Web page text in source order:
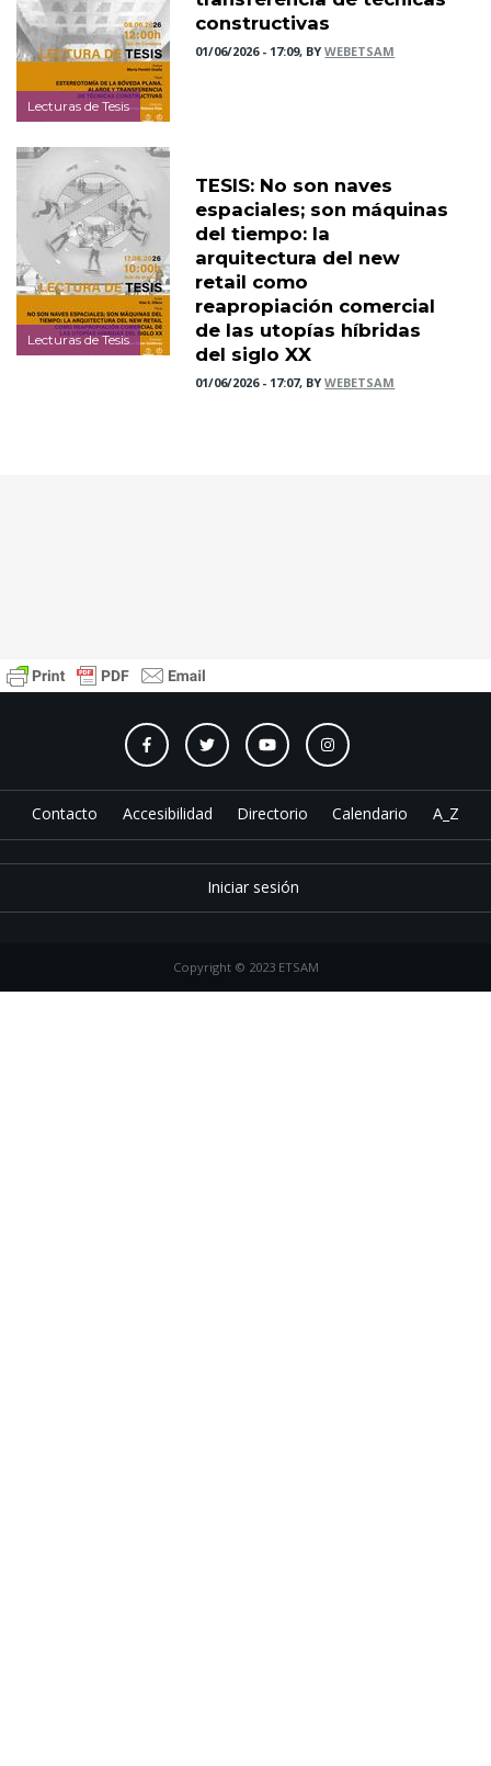
Lecturas de Tesis
constructivas
01/06/2026 - 17:09, BYWEBETSAM
Lecturas de Tesis
TESIS: No son naves
espaciales; son máquinas
del tiempo: la
arquitectura del new
retail como
reapropiación comercial
de las utopías híbridas
del siglo XX
01/06/2026 - 17:07, BYWEBETSAM
Contacto Accesibilidad Directorio Calendario A_Z
Iniciar sesión
Copyright © 2023 ETSAM